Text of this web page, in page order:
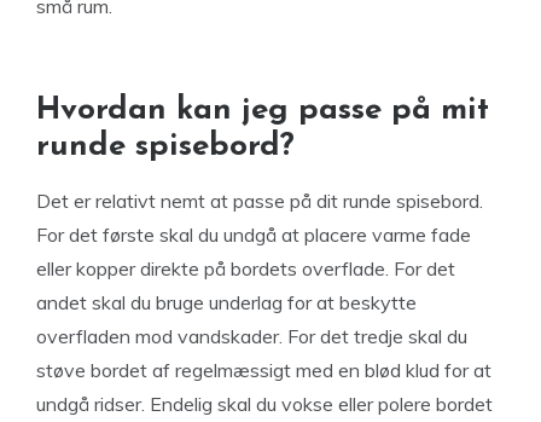
små rum.
Hvordan kan jeg passe på mit
runde spisebord?
Det er relativt nemt at passe på dit runde spisebord.
For det første skal du undgå at placere varme fade
eller kopper direkte på bordets overflade. For det
andet skal du bruge underlag for at beskytte
overfladen mod vandskader. For det tredje skal du
støve bordet af regelmæssigt med en blød klud for at
undgå ridser. Endelig skal du vokse eller polere bordet